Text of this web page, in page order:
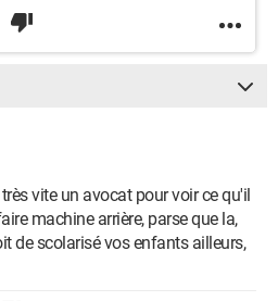
vite un avocat pour voir ce qu'il
machine arrière, parse que la,
de scolarisé vos enfants ailleurs,